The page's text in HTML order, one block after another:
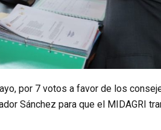
por 7 votos a favor de los
Sánchez para que el MIDAGRI